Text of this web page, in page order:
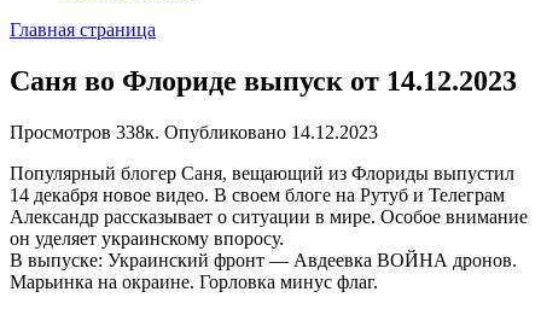
Главная страница
Саня во Флориде выпуск от 14.12.2023
Просмотров 338к. Опубликовано 14.12.2023
Популярный блогер Саня, вещающий из Флориды выпустил
14 декабря новое видео. В своем блоге на Рутуб и Телеграм
Александр рассказывает о ситуации в мире. Особое внимание
он уделяет украинскому впоросу.
В выпуске: Украинский фронт — Авдеевка ВОЙНА дронов.
Марьинка на окраине. Горловка минус флаг.